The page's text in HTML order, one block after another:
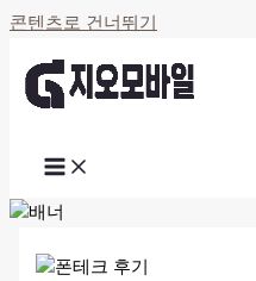
콘텐츠로 건너뛰기